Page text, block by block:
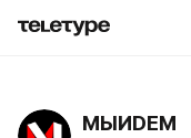
МЫИDЕМ